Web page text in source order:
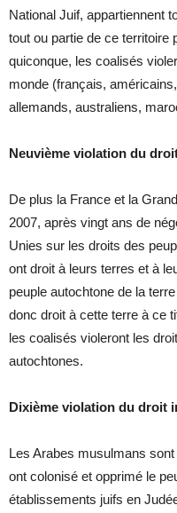
National Juif, appartiennent
tout ou partie de ce territoire
quiconque, les coalisés
monde (français,
allemands, australiens,
Neuvième violation du
De plus la France et la
2007, après vingt ans de
Unies sur les droits des
ont droit à leurs terres et à
peuple autochtone de la
donc droit à cette terre à ce
les coalisés violeront les
autochtones.
Dixième violation du droit
Les Arabes musulmans
ont colonisé et opprimé le
établissements juifs en